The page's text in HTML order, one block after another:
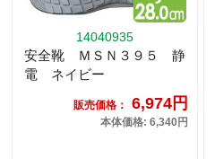
14040935
安全靴 ＭＳＮ３９５ 静
電 ネイビー
販売価格： 6,974円
本体価格: 6,340円